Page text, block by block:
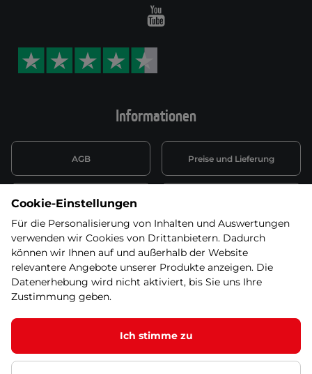
Dieses Produkt ist nicht mehr in unserem
Angebot. Wählen Sie bitte eine der Alternativen
Informationen
AGB Preise und Lieferung
Datenschutzerklärung
Wiederufsbelehrung mit Link
zum Formular
Batterieentsorgung
Informationen zu Elektro-
und Elektonikgeräten
Widerruf erklären
Youtube
Cookie-Einstellungen
Für die Personalisierung von Inhalten und Auswertungen
verwenden wir Cookies von Drittanbietern. Dadurch
können wir Ihnen auf und außerhalb der Website
relevantere Angebote unserer Produkte anzeigen. Die
Datenerhebung wird nicht aktiviert, bis Sie uns Ihre
Zustimmung geben.
Ich stimme zu